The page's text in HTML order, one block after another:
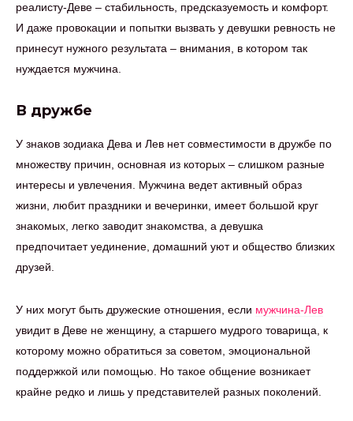
реалисту-Деве – стабильность, предсказуемость и комфорт.
И даже провокации и попытки вызвать у девушки ревность не
принесут нужного результата – внимания, в котором так
нуждается мужчина.
В дружбе
У знаков зодиака Дева и Лев нет совместимости в дружбе по
множеству причин, основная из которых – слишком разные
интересы и увлечения. Мужчина ведет активный образ
жизни, любит праздники и вечеринки, имеет большой круг
знакомых, легко заводит знакомства, а девушка
предпочитает уединение, домашний уют и общество близких
друзей.
У них могут быть дружеские отношения, если мужчина-Лев
увидит в Деве не женщину, а старшего мудрого товарища, к
которому можно обратиться за советом, эмоциональной
поддержкой или помощью. Но такое общение возникает
крайне редко и лишь у представителей разных поколений.